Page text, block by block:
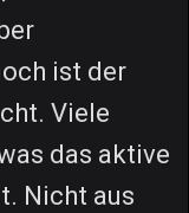
ist der
Viele
das aktive
Nicht aus